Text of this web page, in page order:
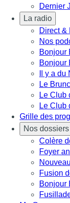
Dernier
La radio
Direct &
Nos
Bonjour
Bonjour
Il y a du
Le
Le Club
Le Club
Grille des
Nos dossiers
Colère
Foyer
Fusion
Bonjour